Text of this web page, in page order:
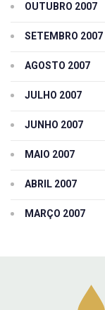
OUTUBRO 2007
SETEMBRO 2007
AGOSTO 2007
JULHO 2007
JUNHO 2007
MAIO 2007
ABRIL 2007
MARÇO 2007